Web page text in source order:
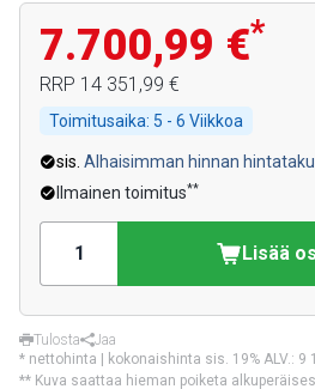
7.700,99 €*
RRP 14 351,99 €
Toimitusaika: 5 - 6 Viikkoa
sis. Alhaisimman hinnan
Ilmainen toimitus**
Lisää
Tulosta
Jaa
* nettohinta | kokonaishinta sis. 19% ALV.: 9
** Kuva saattaa hieman poiketa